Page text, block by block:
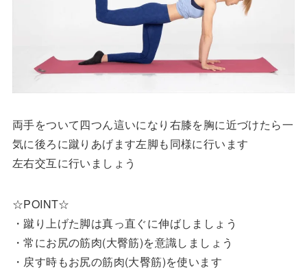
両手をついて四つん這いになり右膝を胸に近づけたら一
気に後ろに蹴りあげます左脚も同様に行います
左右交互に行いましょう
☆POINT☆
・蹴り上げた脚は真っ直ぐに伸ばしましょう
・常にお尻の筋肉(大臀筋)を意識しましょう
・戻す時もお尻の筋肉(大臀筋)を使います